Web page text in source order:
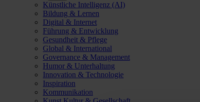
Künstliche Intelligenz (AI)
Bildung & Lernen
Digital & Internet
Führung & Entwicklung
Gesundheit & Pflege
Global & International
Governance & Management
Humor & Unterhaltung
Innovation & Technologie
Inspiration
Kommunikation